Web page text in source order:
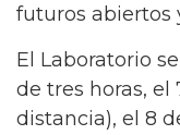
futuros abiertos
El Laboratorio
de tres horas, el
distancia), el 8